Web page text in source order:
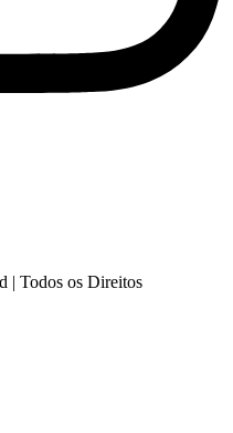
| Todos os Direitos